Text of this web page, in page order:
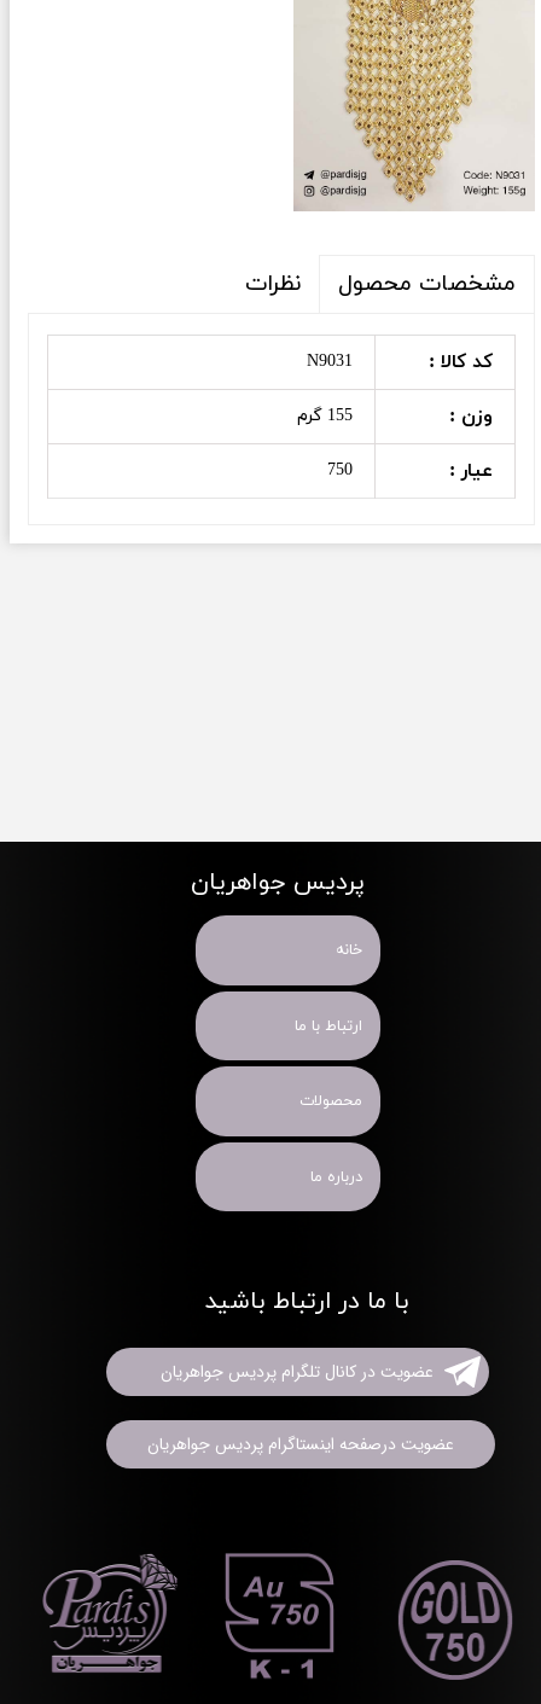
مشخصات محصول نظرات
کد کالا : N9031
وزن : 155 گرم
عیار : 750
پردیس جواهریان
خانه
ارتباط با ما
محصولات
درباره ما
با ما در ارتباط باشید
عضویت در کانال تلگرام پردیس جواهریان
عضویت درصفحه اینستاگرام پردیس جواهریان